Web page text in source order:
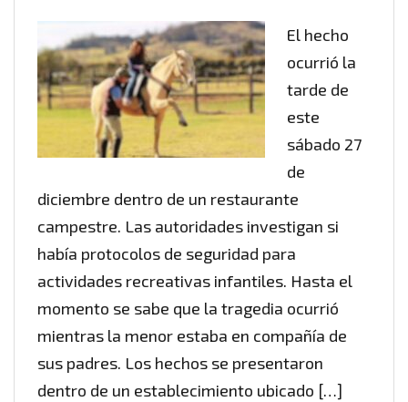
El hecho
ocurrió la
tarde de
este
sábado 27
de
diciembre dentro de un restaurante
campestre. Las autoridades investigan si
había protocolos de seguridad para
actividades recreativas infantiles. Hasta el
momento se sabe que la tragedia ocurrió
mientras la menor estaba en compañía de
sus padres. Los hechos se presentaron
dentro de un establecimiento ubicado […]